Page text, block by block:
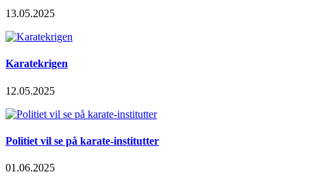
13.05.2025
Karatekrigen
12.05.2025
Politiet vil se på karate-institutter
01.06.2025